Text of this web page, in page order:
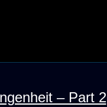
– Part 2